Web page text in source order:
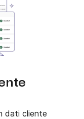
dati cliente